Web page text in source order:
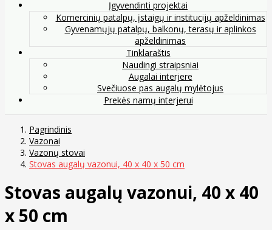
Įgyvendinti projektai
Komercinių patalpų, įstaigų ir institucijų apželdinimas
Gyvenamųjų patalpų, balkonų, terasų ir aplinkos
apželdinimas
Tinklaraštis
Naudingi straipsniai
Augalai interjere
Svečiuose pas augalų mylėtojus
Prekės namų interjerui
Pagrindinis
Vazonai
Vazonų stovai
Stovas augalų vazonui, 40 x 40 x 50 cm
Stovas augalų vazonui, 40 x 40
x 50 cm